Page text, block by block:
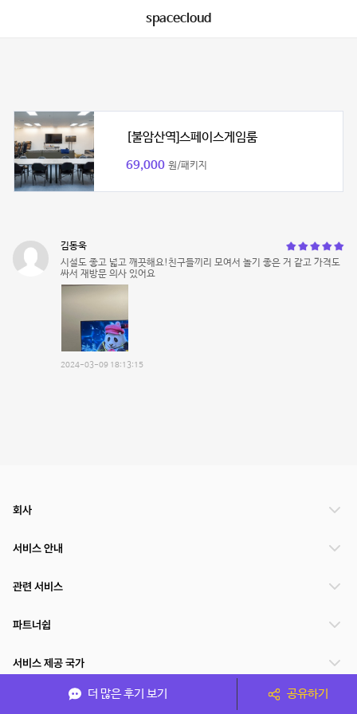
spacecloud
[불암산역]스페이스게임룸
69,000 원/패키지
김동욱
시설도 좋고 넓고 깨끗해요!친구들끼리 모여서 놀기 좋은 거 같고 가격도
싸서 재방문 의사 있어요
2024-03-09 18:13:15
더 많은 후기 보기 공유하기
회사
서비스 안내
관련 서비스
파트너쉽
서비스 제공 국가